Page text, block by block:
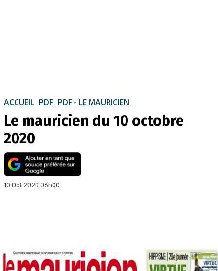
ACCUEIL PDF PDF - LE MAURICIEN
Le mauricien du 10 octobre
2020
10 Oct 2020 06h00